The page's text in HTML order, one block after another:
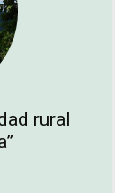
rural